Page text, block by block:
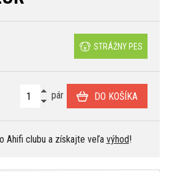
STRÁŽNY PES
pár DO KOŠÍKA
Ahifi clubu a získajte veľa výhod!